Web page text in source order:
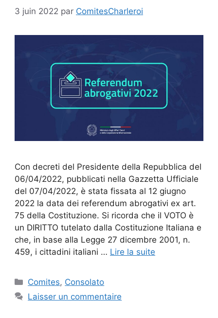
3 juin 2022 par ComitesCharleroi
Con decreti del Presidente della Repubblica del
06/04/2022, pubblicati nella Gazzetta Ufficiale
del 07/04/2022, è stata fissata al 12 giugno
2022 la data dei referendum abrogativi ex art.
75 della Costituzione. Si ricorda che il VOTO è
un DIRITTO tutelato dalla Costituzione Italiana e
che, in base alla Legge 27 dicembre 2001, n.
459, i cittadini italiani … Lire la suite
Catégories
Comites, Consolato
Laisser un commentaire